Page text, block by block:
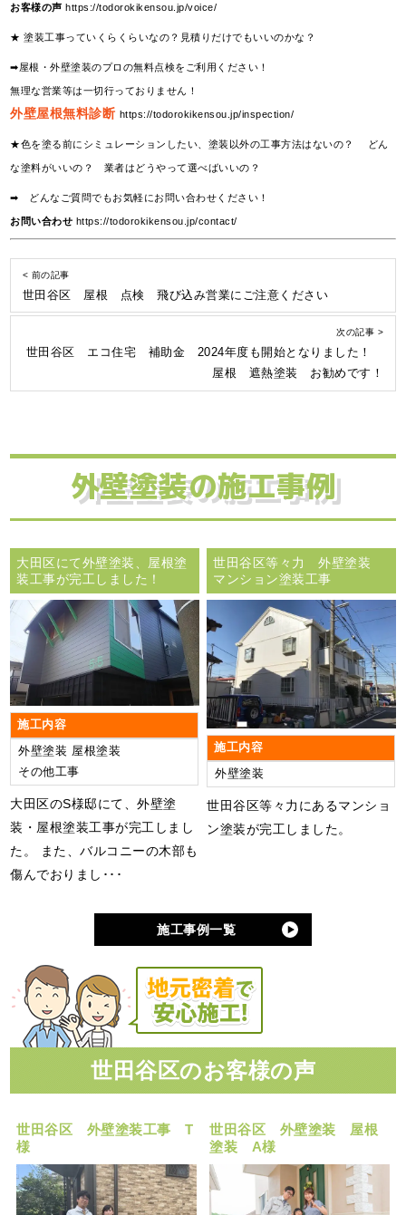
お客様の声 https://todorokikensou.jp/voice/
★ 塗装工事っていくらくらいなの？見積りだけでもいいのかな？
➡屋根・外壁塗装のプロの無料点検をご利用ください！
無理な営業等は一切行っておりません！
外壁屋根無料診断 https://todorokikensou.jp/inspection/
★色を塗る前にシミュレーションしたい、塗装以外の工事方法はないの？ どん
な塗料がいいの？ 業者はどうやって選べばいいの？
➡ どんなご質問でもお気軽にお問い合わせください！
お問い合わせ https://todorokikensou.jp/contact/
< 前の記事
世田谷区 屋根 点検 飛び込み営業にご注意ください
次の記事 >
世田谷区 エコ住宅 補助金 2024年度も開始となりました！
屋根 遮熱塗装 お勧めです！
外壁塗装の施工事例
大田区にて外壁塗装、屋根塗
装工事が完工しました！
施工内容
外壁塗装 屋根塗装
その他工事
大田区のS様邸にて、外壁塗
装・屋根塗装工事が完工しまし
た。 また、バルコニーの木部も
傷んでおりまし･･･
世田谷区等々力 外壁塗装
マンション塗装工事
施工内容
外壁塗装
世田谷区等々力にあるマンショ
ン塗装が完工しました。
施工事例一覧
世田谷区のお客様の声
世田谷区 外壁塗装工事 T
様
世田谷区 外壁塗装 屋根
塗装 A様